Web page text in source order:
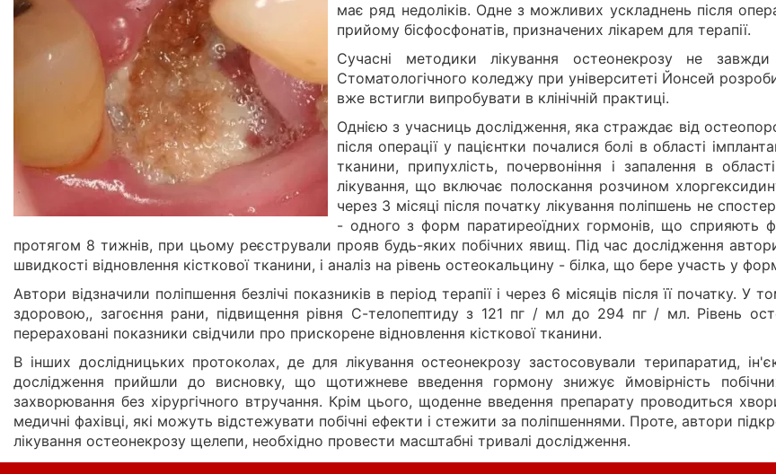
має ряд недоліків. Одне з можливих ускладнень після
прийому бісфосфонатів, призначених лікарем для терапії.
Сучасні методики лікування остеонекрозу не
Стоматологічного коледжу при університеті Йонсей
вже встигли випробувати в клінічній практиці.
Однією з учасниць дослідження, яка страждає від
після операції у пацієнтки почалися болі в області
тканини, припухлість, почервоніння і запалення в
лікування, що включає полоскання розчином
через 3 місяці після початку лікування поліпшень не
- одного з форм паратиреоїдних гормонів, що сприяють
протягом 8 тижнів, при цьому реєстрували прояв будь-яких побічних явищ. Під час дослідження
швидкості відновлення кісткової тканини, і аналіз на рівень остеокальцину - білка, що бере участь у
Автори відзначили поліпшення безлічі показників в період терапії і через 6 місяців після її початку. У
здоровою,, загоєння рани, підвищення рівня С-телопептиду з 121 пг / мл до 294 пг / мл. Рівень
перераховані показники свідчили про прискорене відновлення кісткової тканини.
В інших дослідницьких протоколах, де для лікування остеонекрозу застосовували терипаратид,
дослідження прийшли до висновку, що щотижневе введення гормону знижує ймовірність
захворювання без хірургічного втручання. Крім цього, щоденне введення препарату проводиться
медичні фахівці, які можуть відстежувати побічні ефекти і стежити за поліпшеннями. Проте, автори
лікування остеонекрозу щелепи, необхідно провести масштабні тривалі дослідження.